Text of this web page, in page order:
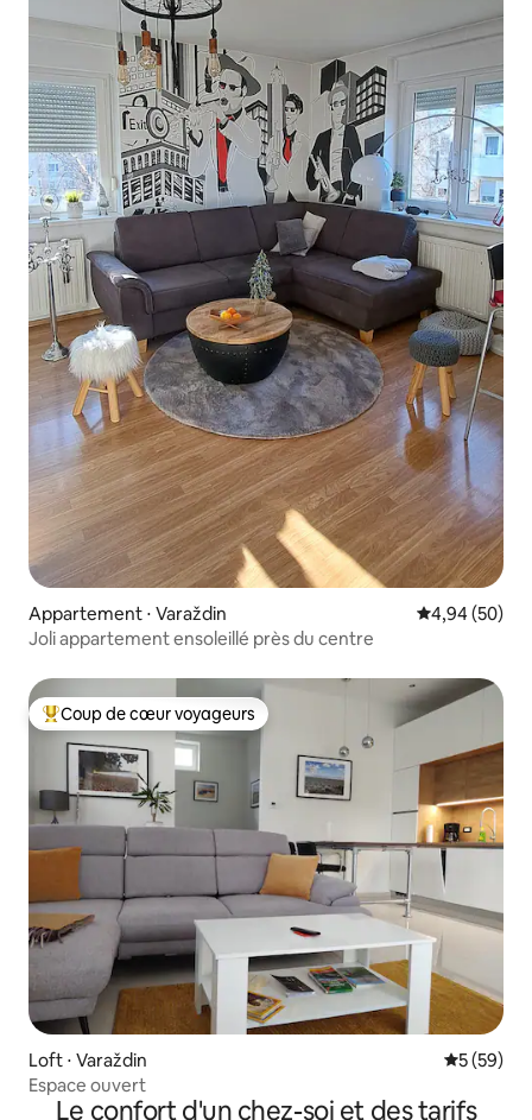
Appartement ⋅ Varaždin Évaluation
4,94 (50)
Joli appartement ensoleillé près du centre
Coups de cœur voyageurs les plus appréciés
Coup de cœur voyageurs
Loft ⋅ Varaždin
5 (59)
Espace ouvert
Le confort d'un chez-soi et des tarifs